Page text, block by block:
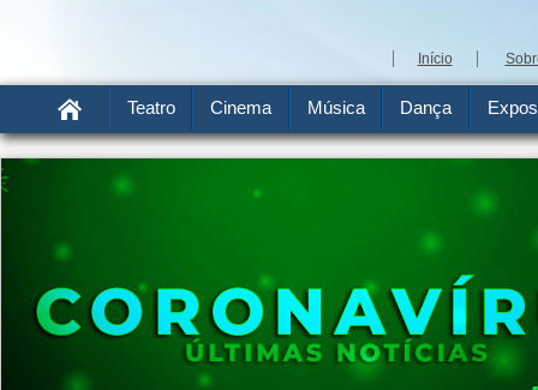
Início
Teatro Cinema Música Dança